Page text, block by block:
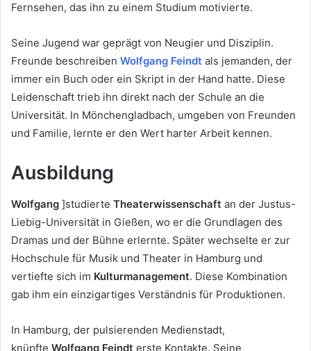
Fernsehen, das ihn zu einem Studium motivierte.
Seine Jugend war geprägt von Neugier und Disziplin.
Freunde beschreiben Wolfgang Feindt als jemanden, der
immer ein Buch oder ein Skript in der Hand hatte. Diese
Leidenschaft trieb ihn direkt nach der Schule an die
Universität. In Mönchengladbach, umgeben von Freunden
und Familie, lernte er den Wert harter Arbeit kennen.
Ausbildung
Wolfgang ]studierte Theaterwissenschaft an der Justus-
Liebig-Universität in Gießen, wo er die Grundlagen des
Dramas und der Bühne erlernte. Später wechselte er zur
Hochschule für Musik und Theater in Hamburg und
vertiefte sich im Kulturmanagement. Diese Kombination
gab ihm ein einzigartiges Verständnis für Produktionen.
In Hamburg, der pulsierenden Medienstadt,
knüpfte Wolfgang Feindt erste Kontakte. Seine